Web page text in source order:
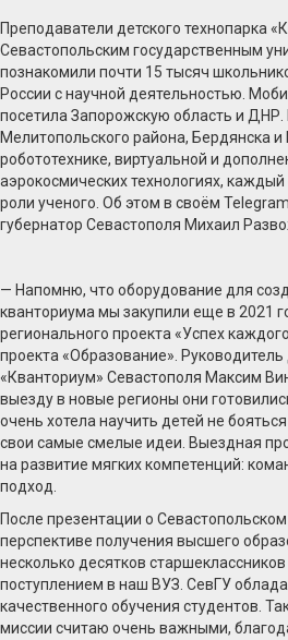
Преподаватели детского технопарка
Севастопольским государственным
познакомили почти 15 тысяч
России с научной деятельностью.
посетила Запорожскую область и
Мелитопольского района, Бердянска
робототехнике, виртуальной и
аэрокосмических технологиях,
роли ученого. Об этом в своём
губернатор Севастополя Михаил
— Напомню, что оборудование для
кванториума мы закупили еще в 2021
регионального проекта «Успех
проекта «Образование». Руководитель
«Кванториум» Севастополя Максим
выезду в новые регионы они
очень хотела научить детей не
свои самые смелые идеи. Выездная
на развитие мягких компетенций:
подход.
После презентации о Севастопольском
перспективе получения высшего
несколько десятков
поступлением в наш ВУЗ. СевГУ
качественного обучения студентов.
миссии считаю очень важными,